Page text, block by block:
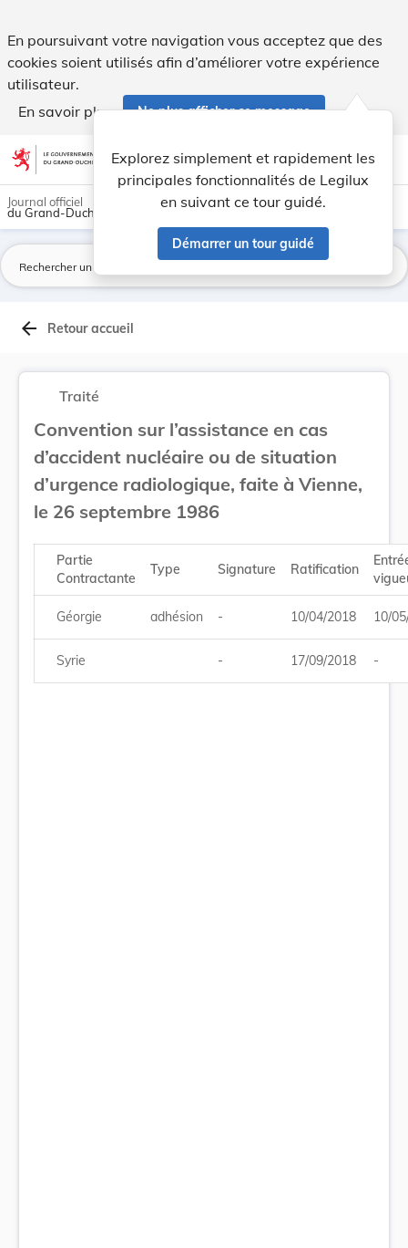
En poursuivant votre navigation vous acceptez que des
cookies soient utilisés afin d’améliorer votre expérience
utilisateur.
En savoir plus
Ne plus afficher ce message
Aller au contenu account_circle help Aide
Explorez simplement et rapidement les
principales fonctionnalités de Legilux
en suivant ce tour guidé.
Démarrer un tour guidé
light_mode dark_mode
Journal officiel
du Grand-Duché de Luxembourg
arrow_back Retour accueil
Traité
Convention sur l’assistance en cas
d’accident nucléaire ou de situation
d’urgence radiologique, faite à Vienne,
le 26 septembre 1986
Partie
Contractante
Type Signature Ratification
Géorgie adhésion - 10/04/2018 10/
Syrie - 17/09/2018 -